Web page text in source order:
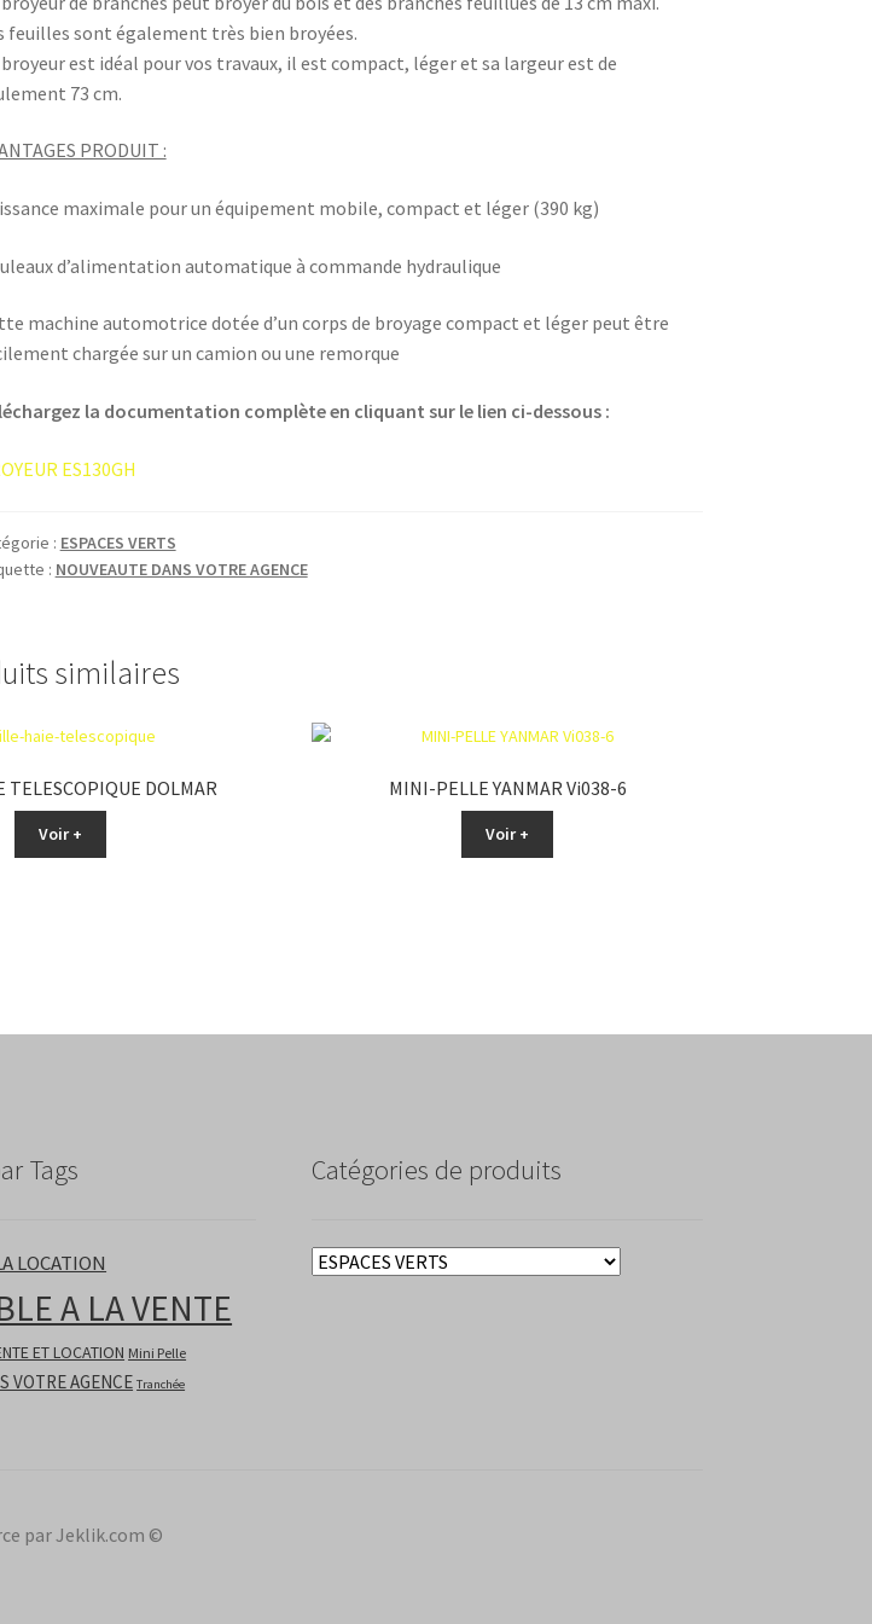
feuilles sont également très bien broyées.
broyeur est idéal pour vos travaux, il est compact, léger et sa largeur est de
73 cm.
PRODUIT :
maximale pour un équipement mobile, compact et léger (390 kg)
d’alimentation automatique à commande hydraulique
machine automotrice dotée d’un corps de broyage compact et léger peut être
chargée sur un camion ou une remorque
la documentation complète en cliquant sur le lien ci-dessous :
ES130GH
: ESPACES VERTS
: NOUVEAUTE DANS VOTRE AGENCE
similaires
TELESCOPIQUE DOLMAR
Voir +
MINI-PELLE YANMAR Vi038-6
Voir +
Tags
LOCATION
A LA VENTE
ET LOCATION Mini Pelle
VOTRE AGENCE Tranchée
Catégories de produits
par Jeklik.com ©